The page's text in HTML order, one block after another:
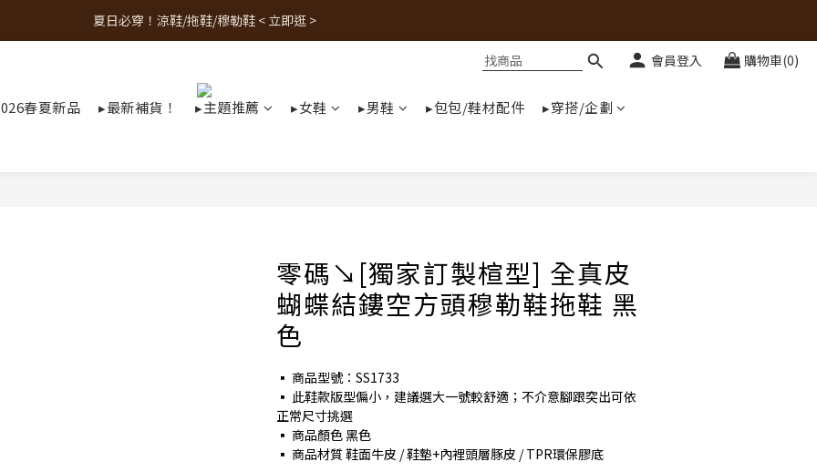
人氣熱銷款！最新補貨 < 立即逛 >
夏日必穿！涼鞋/拖鞋/穆勒鞋 < 立即逛 >
會員登入 購物車(0)
春夏新品 ▸最新補貨！ ▸主題推薦 ▸女鞋 ▸男鞋 ▸包包/鞋材配件 ▸穿搭/企劃
零碼↘[獨家訂製楦型] 全真皮
蝴蝶結鏤空方頭穆勒鞋拖鞋 黑
色
▪ 商品型號：SS1733
▪ 此鞋款版型偏小，建議選大一號較舒適；不介意腳跟突出可依
正常尺寸挑選
▪ 商品顏色 黑色
▪ 商品材質 鞋面牛皮 / 鞋墊+內裡頭層豚皮 / TPR環保膠底